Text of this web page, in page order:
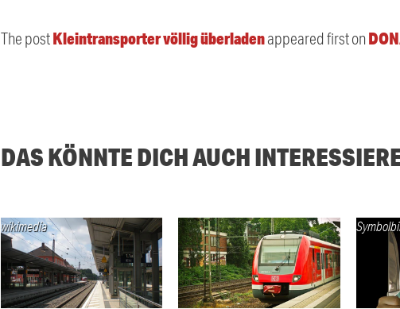
The postKleintransporter völlig überladenappeared first on
DAS KÖNNTE DICH AUCH
wikimedia